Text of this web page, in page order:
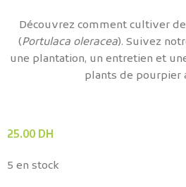
Découvrez comment cultiver
(Portulaca oleracea). Suivez
une plantation, un entretien et
plants de pourpier
25.00 DH
5 en stock